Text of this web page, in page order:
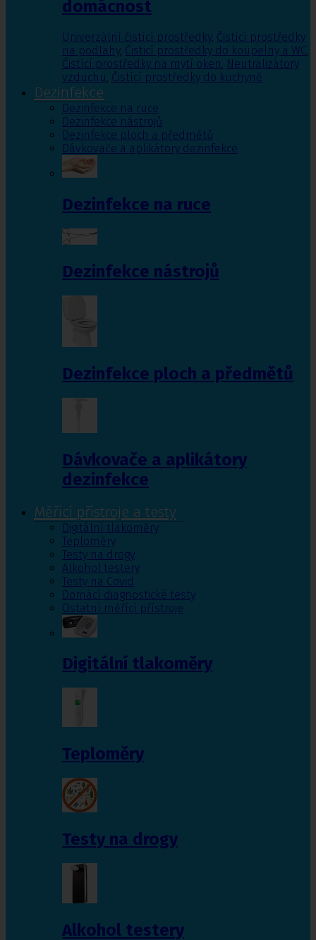
domácnost
Univerzální čistící prostředky, Čistící prostředky
na podlahy, Čisticí prostředky do koupelny a WC,
Čistící prostředky na mytí oken, Neutralizátory
vzduchu, Čistící prostředky do kuchyně
Dezinfekce
Dezinfekce na ruce
Dezinfekce nástrojů
Dezinfekce ploch a předmětů
Dávkovače a aplikátory dezinfekce
Dezinfekce na ruce
Dezinfekce nástrojů
Dezinfekce ploch a předmětů
Dávkovače a aplikátory
dezinfekce
Měřící přístroje a testy
Digitální tlakoměry
Teploměry
Testy na drogy
Alkohol testery
Testy na Covid
Domácí diagnostické testy
Ostatní měřící přístroje
Digitální tlakoměry
Teploměry
Testy na drogy
Alkohol testery